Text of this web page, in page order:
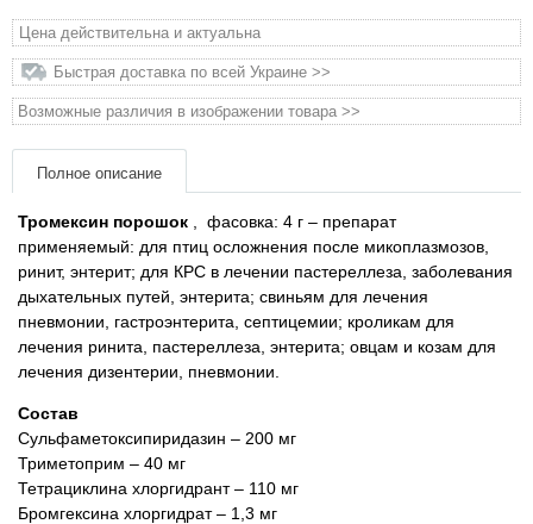
Цена действительна и актуальна
Быстрая доставка по всей Украине >>
Возможные различия в изображении товара >>
Полное описание
Тромексин порошок
фасовка: 4 г – препарат
применяемый: для птиц осложнения после микоплазмозов,
ринит, энтерит; для КРС в лечении пастереллеза, заболевания
дыхательных путей, энтерита; свиньям для лечения
пневмонии, гастроэнтерита, септицемии; кроликам для
лечения ринита, пастереллеза, энтерита; овцам и козам для
лечения дизентерии, пневмонии.
Состав
Сульфаметоксипиридазин – 200 мг
Триметоприм – 40 мг
Тетрациклина хлоргидрант – 110 мг
Бромгексина хлоргидрат – 1,3 мг
Товари для голубів
Товари для гризунів
Товары для лошадей
Хозряд - хозтовары оптом
Популярные зоотовары
Архив / Снято с производства